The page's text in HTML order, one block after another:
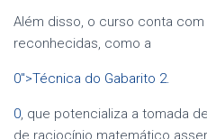
Além disso, o curso conta
reconhecidas, como a
0″>Técnica do Gabarito 2.
0, que potencializa a tomada
de raciocínio matemático